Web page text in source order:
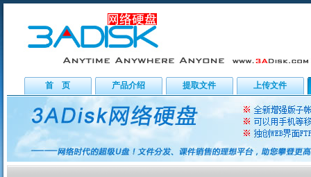
首 页 产品介绍 提取文件 上传文件